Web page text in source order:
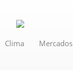
Clima Mercados